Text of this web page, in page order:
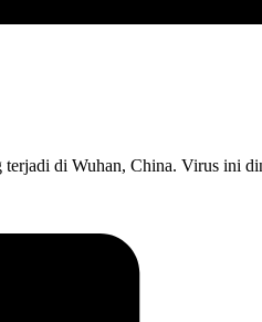
di Wuhan, China. Virus ini